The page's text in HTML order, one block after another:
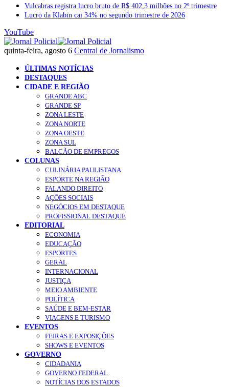
Vulcabras registra lucro bruto de R$ 402,3 milhões no 2º trimestre
Lucro da Klabin cai 34% no segundo trimestre de 2026
YouTube
quinta-feira, agosto 6 Central de Jornalismo
ÚLTIMAS NOTÍCIAS
DESTAQUES
CIDADE E REGIÃO
GRANDE ABC
GRANDE SP
ZONA LESTE
ZONA NORTE
ZONA OESTE
ZONA SUL
BALCÃO DE EMPREGOS
COLUNAS
CULINÁRIA PAULISTANA
ESPORTE NA REGIÃO
FALANDO DIREITO
AÇÕES SOCIAIS
NEGÓCIOS EM DESTAQUE
PROFISSIONAL DESTAQUE
EDITORIAL
ECONOMIA
EDUCAÇÃO
ESPORTES
GERAL
INTERNACIONAL
JUSTIÇA
MEIO AMBIENTE
POLÍTICA
SAÚDE E BEM-ESTAR
VIAGENS E TURISMO
EVENTOS
FEIRAS E EXPOSIÇÕES
SHOWS E EVENTOS
GOVERNO
CIDADANIA
GOVERNO FEDERAL
NOTÍCIAS DOS ESTADOS